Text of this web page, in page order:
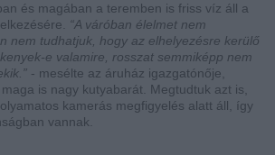
és magában a teremben is friss víz áll a
“A váróban élelmet nem
nem tudhatjuk, hogy az elhelyezésre kerülő
e valamire, rosszat semmiképp nem
- mesélte az áruház igazgatónője,
maga is nagy kutyabarát. Megtudtuk azt is,
kamerás megfigyelés alatt áll, így
vannak.